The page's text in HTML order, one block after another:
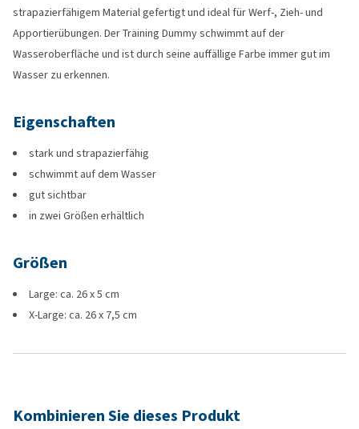
strapazierfähigem Material gefertigt und ideal für Werf-, Zieh- und
Apportierübungen. Der Training Dummy schwimmt auf der
Wasseroberfläche und ist durch seine auffällige Farbe immer gut im
Wasser zu erkennen.
Eigenschaften
stark und strapazierfähig
schwimmt auf dem Wasser
gut sichtbar
in zwei Größen erhältlich
Größen
Large: ca. 26 x 5 cm
X-Large: ca. 26 x 7,5 cm
Kombinieren Sie dieses Produkt